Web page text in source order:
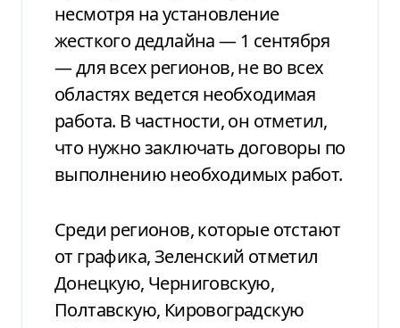
несмотря на установление
жесткого дедлайна — 1 сентября
— для всех регионов, не во всех
областях ведется необходимая
работа. В частности, он отметил,
что нужно заключать договоры по
выполнению необходимых работ.
Среди регионов, которые отстают
от графика, Зеленский отметил
Донецкую, Черниговскую,
Полтавскую, Кировоградскую